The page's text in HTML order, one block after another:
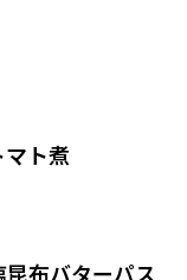
ト煮
布バターパス